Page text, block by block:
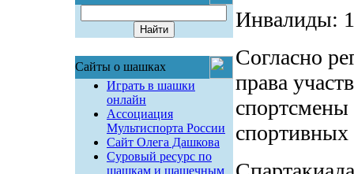
Сайты о шашках
Играть в шашки
онлайн
Ассоциация
Мультиспорта России
Сайт Олега Дашкова
Суровый ресурс по
шашкам и шашечным
Инвалиды:
Согласно
права
спортсмены
спортивных